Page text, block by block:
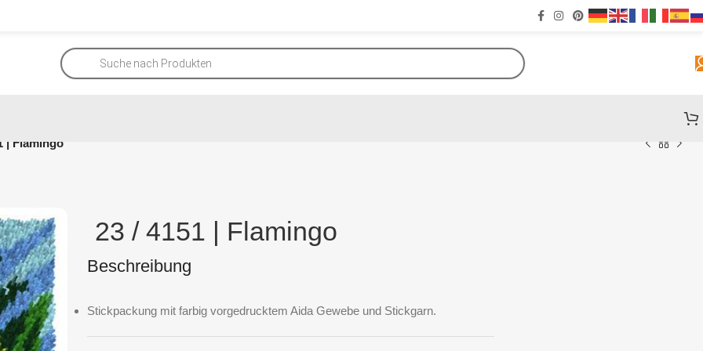
| Flamingo
23 / 4151 | Flamingo
Beschreibung
Stickpackung mit farbig vorgedrucktem Aida Gewebe und Stickgarn.